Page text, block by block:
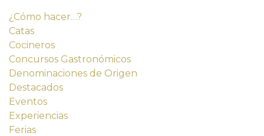
¿Cómo hacer…?
Catas
Cocineros
Concursos Gastronómicos
Denominaciones de Origen
Destacados
Eventos
Experiencias
Ferias